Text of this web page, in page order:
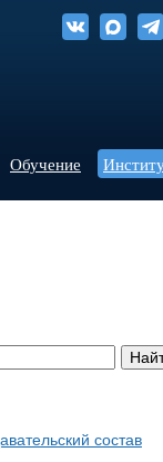
Обучение
состав